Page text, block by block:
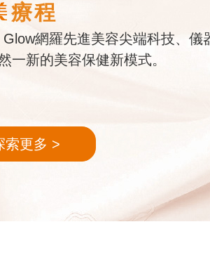
療程
Glow網羅先進美容尖端科技、儀
一新的美容保健新模式。
索更多